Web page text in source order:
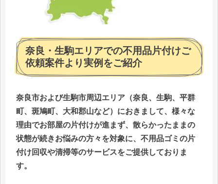
奈良・生駒エリアでの不用品片付けご
依頼案件より実例をご紹介
奈良市および生駒市周辺エリア（奈良、生駒、平群
町、斑鳩町、大和郡山など）におきまして、様々な
理由でお部屋の片付けが進まず、散らかったままの
状態が続きお悩みの方々を対象に、不用品ゴミの片
付け回収や清掃等のサービスをご提供しておりま
す。